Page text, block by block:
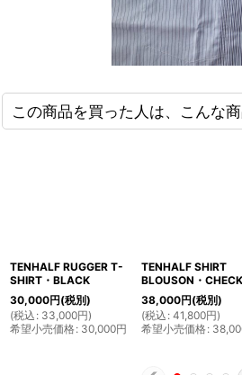
この商品を買った人は、こんな
TENHALF RUGGER T-
SHIRT・BLACK
30,000円(税別)
(税込 : 33,000円)
希望小売価格: 30,000円
TENHALF SHIRT
BLOUSON・CHECK
38,000円(税別)
(税込 : 41,800円)
希望小売価格: